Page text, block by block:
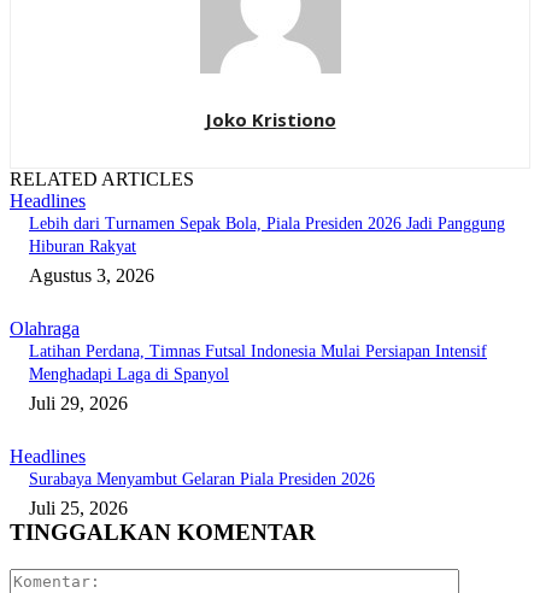
Joko Kristiono
RELATED ARTICLES
Headlines
Lebih dari Turnamen Sepak Bola, Piala Presiden 2026 Jadi Panggung
Hiburan Rakyat
Agustus 3, 2026
Olahraga
Latihan Perdana, Timnas Futsal Indonesia Mulai Persiapan Intensif
Menghadapi Laga di Spanyol
Juli 29, 2026
Headlines
Surabaya Menyambut Gelaran Piala Presiden 2026
Juli 25, 2026
TINGGALKAN KOMENTAR